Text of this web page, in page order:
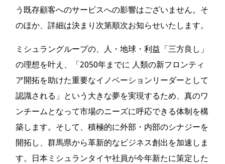
う既存顧客へのサービスへの影響はございません。そ
のほか、詳細は決まり次第順次お知らせいたします。
ミシュラングループの、人・地球・利益「三方良し」
の理想を叶え、「2050年までに 人類の新フロンティ
ア開拓を助けた重要なイノベーションリーダーとして
認識される」という大きな夢を実現するため、真のワ
ンチームとなって市場のニーズに呼応できる体制を構
築します。そして、積極的に外部・内部のシナジーを
開拓し、群馬県から革新的なビジネス創出を加速しま
す。日本ミシュランタイヤ社員が今年新たに策定した